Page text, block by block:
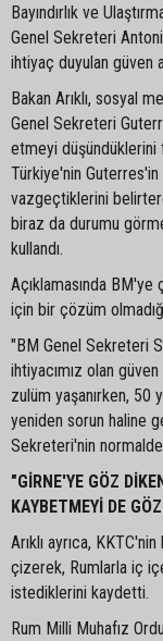
Bayındırlık ve
Genel Sekreteri
ihtiyaç duyulan güven
Bakan Arıklı, sosyal
Genel Sekreteri
etmeyi düşündüklerini
Türkiye'nin Guterres'in
vazgeçtiklerini
biraz da durumu
kullandı.
Açıklamasında BM'ye
için bir çözüm
"BM Genel Sekreteri
ihtiyacımız olan
zulüm yaşanırken, 50
yeniden sorun haline
Sekreteri'nin normalde
"GİRNE'YE GÖZ
KAYBETMEYİ DE
Arıklı ayrıca,
çizerek, Rumlarla iç
istediklerini kaydetti.
Rum Milli Muhafız